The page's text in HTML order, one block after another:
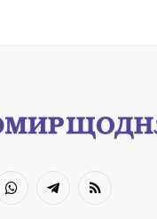
WhatsAppTelegramRSS